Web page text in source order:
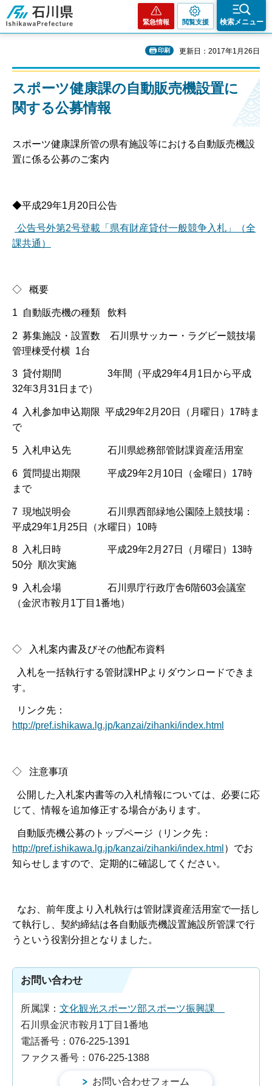
石川県
緊急情報 閲覧支援 検索メニュー
印刷 更新日：2017年1月26日
スポーツ健康課の自動販売機設置に
関する公募情報
スポーツ健康課所管の県有施設等における自動販売機設
置に係る公募のご案内
◆平成29年1月20日公告
公告号外第2号登載「県有財産貸付一般競争入札」（全
課共通）
◇ 概要
1 自動販売機の種類 飲料
2 募集施設・設置数 石川県サッカー・ラグビー競技場
管理棟受付横 1台
3 貸付期間 3年間（平成29年4月1日から平成
32年3月31日まで）
4 入札参加申込期限 平成29年2月20日（月曜日）17時ま
で
5 入札申込先 石川県総務部管財課資産活用室
6 質問提出期限 平成29年2月10日（金曜日）17時
まで
7 現地説明会 石川県西部緑地公園陸上競技場：
平成29年1月25日（水曜日）10時
8 入札日時 平成29年2月27日（月曜日）13時
50分 順次実施
9 入札会場 石川県庁行政庁舎6階603会議室
（金沢市鞍月1丁目1番地）
◇ 入札案内書及びその他配布資料
入札を一括執行する管財課HPよりダウンロードできま
す。
リンク先：
http://pref.ishikawa.lg.jp/kanzai/zihanki/index.html
◇ 注意事項
公開した入札案内書等の入札情報については、必要に応
じて、情報を追加修正する場合があります。
自動販売機公募のトップページ（リンク先：
http://pref.ishikawa.lg.jp/kanzai/zihanki/index.html ）でお
知らせしますので、定期的に確認してください。
なお、前年度より入札執行は管財課資産活用室で一括し
て執行し、契約締結は各自動販売機設置施設所管課で行
うという役割分担となりました。
お問い合わせ
所属課： 文化観光スポーツ部スポーツ振興課
石川県金沢市鞍月1丁目1番地
電話番号：076-225-1391
ファクス番号：076-225-1388